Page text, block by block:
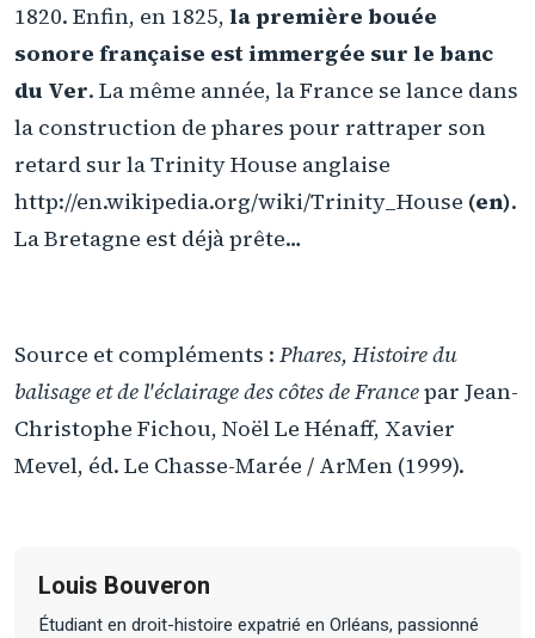
1820. Enfin, en 1825, la première bouée
sonore française est immergée sur le banc
du Ver. La même année, la France se lance dans
la construction de phares pour rattraper son
retard sur la Trinity House anglaise
http://en.wikipedia.org/wiki/Trinity_House (en).
La Bretagne est déjà prête…
Source et compléments : Phares, Histoire du
balisage et de l'éclairage des côtes de Francepar Jean-
Christophe Fichou, Noël Le Hénaff, Xavier
Mevel, éd. Le Chasse-Marée / ArMen (1999).
Louis Bouveron
Étudiant en droit-histoire expatrié en Orléans, passionné